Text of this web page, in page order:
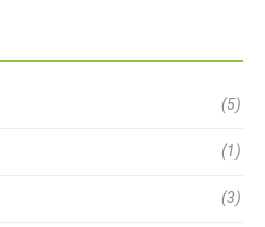
(5)
(1)
(3)